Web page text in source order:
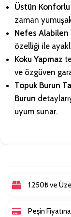
Üstün Konforlu
zaman
Nefes Alabilen
özelliği ile
Koku Yapmaz
ve özgüven
Topuk Burun
Burun
uyum sunar.
1.250₺ ve
Peşin